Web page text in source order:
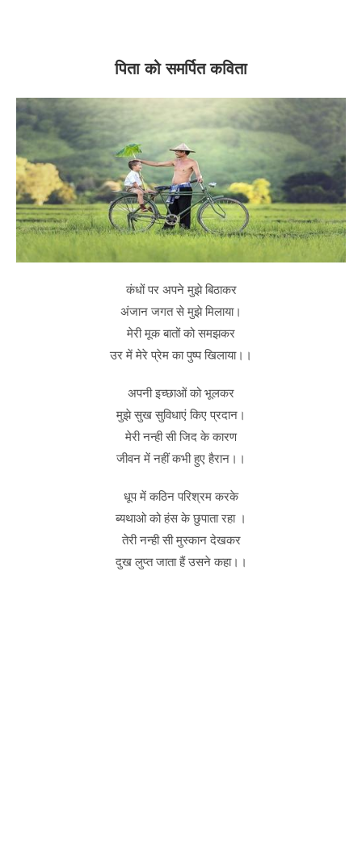
पिता को समर्पित कविता
कंधों पर अपने मुझे बिठाकर
अंजान जगत से मुझे मिलाया।
मेरी मूक बातों को समझकर
उर में मेरे प्रेम का पुष्प खिलाया।।
अपनी इच्छाओं को भूलकर
मुझे सुख सुविधाएं किए प्रदान।
मेरी नन्ही सी जिद के कारण
जीवन में नहीं कभी हुए हैरान।।
धूप में कठिन परिश्रम करके
ब्यथाओ को हंस के छुपाता रहा ।
तेरी नन्ही सी मुस्कान देखकर
दुख लुप्त जाता हैं उसने कहा।।